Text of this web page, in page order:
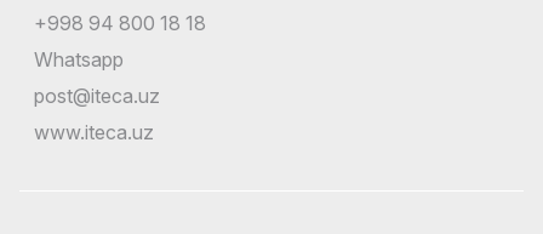
+998 94 800 18 18
Whatsapp
post@iteca.uz
www.iteca.uz